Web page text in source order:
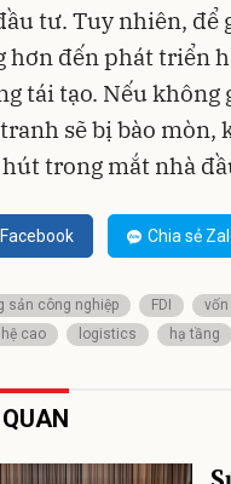
tư. Tuy nhiên, để
hơn đến phát triển
tái tạo. Nếu
sẽ bị bào mòn,
trong mắt nhà
Chia sẻ
sản công nghiệp FDI
cao
logistics hạ tầng